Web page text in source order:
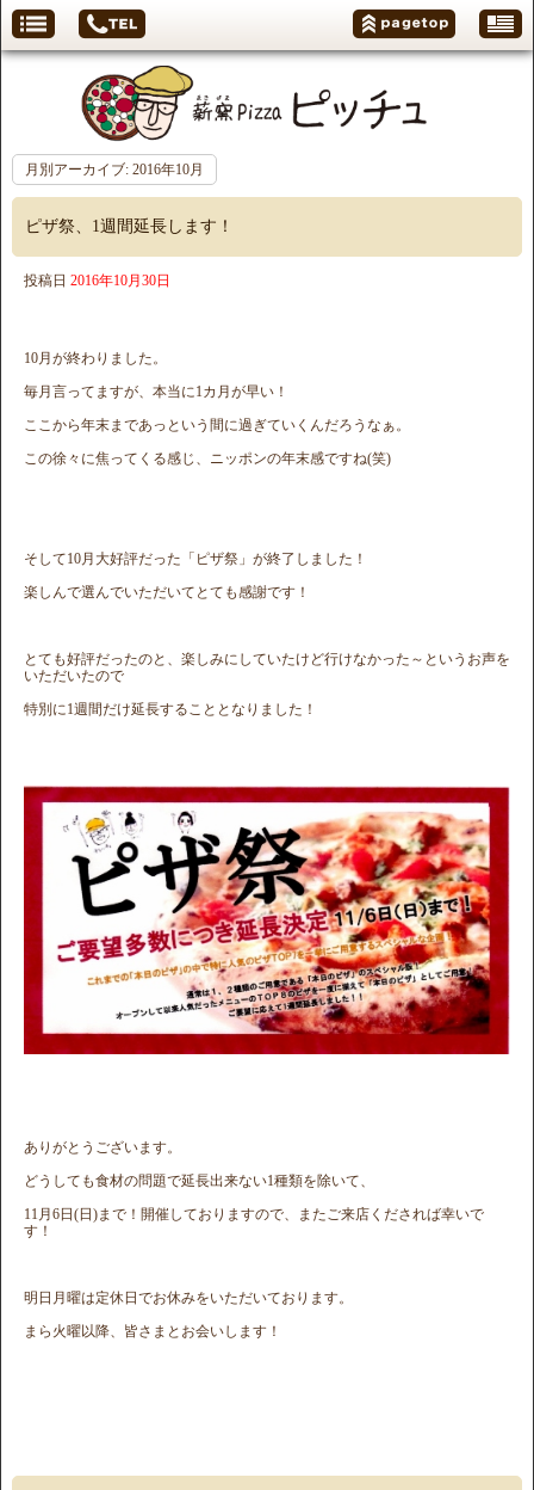
月別アーカイブ: 2016年10月
ピザ祭、1週間延長します！
投稿日 2016年10月30日
10月が終わりました。
毎月言ってますが、本当に1カ月が早い！
ここから年末まであっという間に過ぎていくんだろうなぁ。
この徐々に焦ってくる感じ、ニッポンの年末感ですね(笑)
そして10月大好評だった「ピザ祭」が終了しました！
楽しんで選んでいただいてとても感謝です！
とても好評だったのと、楽しみにしていたけど行けなかった～というお声を
いただいたので
特別に1週間だけ延長することとなりました！
ありがとうございます。
どうしても食材の問題で延長出来ない1種類を除いて、
11月6日(日)まで！開催しておりますので、またご来店くだされば幸いで
す！
明日月曜は定休日でお休みをいただいております。
まら火曜以降、皆さまとお会いします！